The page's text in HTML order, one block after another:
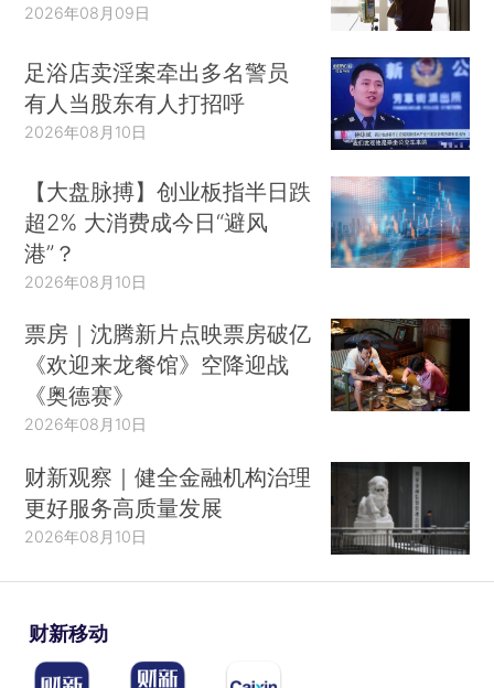
2026年08月09日
足浴店卖淫案牵出多名警员
有人当股东有人打招呼
2026年08月10日
【大盘脉搏】创业板指半日跌
超2% 大消费成今日“避风
港”？
2026年08月10日
票房｜沈腾新片点映票房破亿
《欢迎来龙餐馆》空降迎战
《奥德赛》
2026年08月10日
财新观察｜健全金融机构治理
更好服务高质量发展
2026年08月10日
财新移动